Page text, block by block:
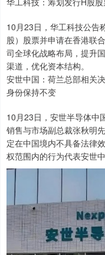
10月23日，华工科技公告
股）股票并申请在香港联
司全球化战略布局，提升
渠道，优化资本结构。
安世中国：荷兰总部相关
身份保持不变
10月23日，安世半导体中
销售与市场副总裁张秋明
定在中国境内不具备法律
权范围内的行为代表安世中